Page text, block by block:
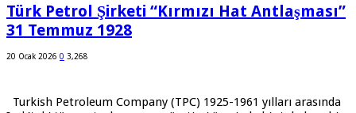
Türk Petrol Şirketi “Kırmızı Hat Antlaşması”
31 Temmuz 1928
20 Ocak 2026 0 3,268
Turkish Petroleum Company (TPC) 1925-1961 yılları arasında